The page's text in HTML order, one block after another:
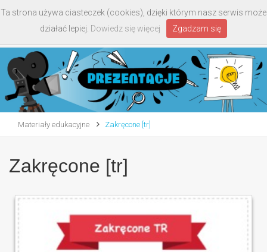
Materiały edukacyjne Zakręcone [tr]
Zakręcone [tr]
Ta strona używa ciasteczek (cookies), dzięki którym nasz serwis może
działać lepiej. Dowiedz się więcej Zgadzam się